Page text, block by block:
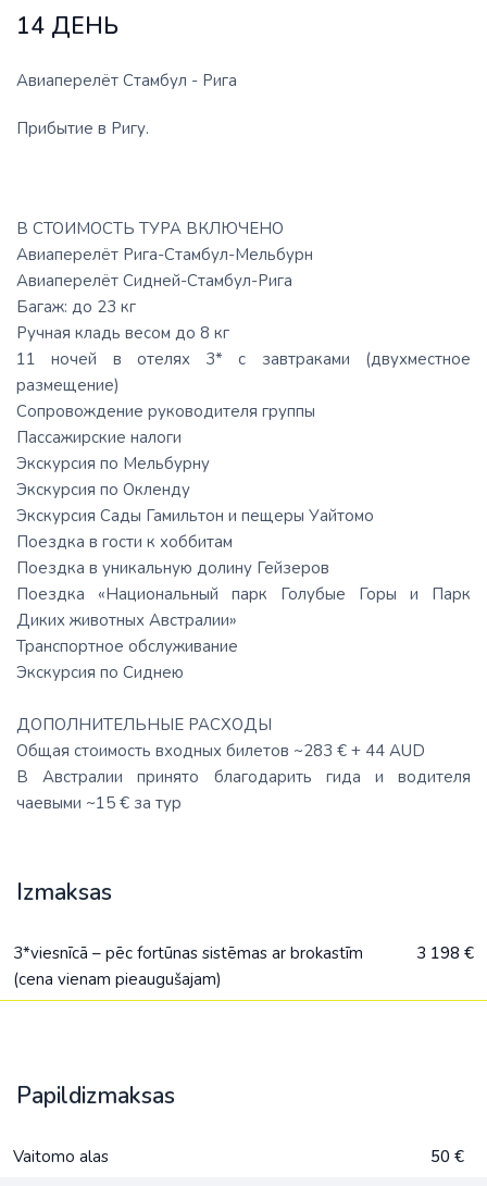
14 ДЕНЬ
Авиаперелёт Стамбул - Рига
Прибытие в Ригу.
В СТОИМОСТЬ ТУРА ВКЛЮЧЕНО
Авиаперелёт Рига-Стамбул-Мельбурн
Авиаперелёт Сидней-Стамбул-Рига
Багаж: до 23 кг
Ручная кладь весом до 8 кг
11 ночей в отелях 3* с завтраками (двухместное
размещение)
Сопровождение руководителя группы
Пассажирские налоги
Экскурсия по Мельбурну
Экскурсия по Окленду
Экскурсия Сады Гамильтон и пещеры Уайтомо
Поездка в гости к хоббитам
Поездка в уникальную долину Гейзеров
Поездка «Национальный парк Голубые Горы и Парк
Диких животных Австралии»
Транспортное обслуживание
Экскурсия по Сиднею
ДОПОЛНИТЕЛЬНЫЕ РАСХОДЫ
Общая стоимость входных билетов ~283 € + 44 AUD
В Австралии принято благодарить гида и водителя
чаевыми ~15 € за тур
Izmaksas
3*viesnīcā – pēc fortūnas sistēmas ar brokastīm
(cena vienam pieaugušajam)
3 198 €
Papildizmaksas
Vaitomo alas 50 €